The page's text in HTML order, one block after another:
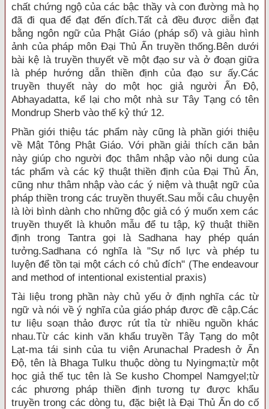
chất chứng ngộ của các bậc thầy và con đường mà họ
đã đi qua để đạt đến đích.Tất cả đều được diễn đạt
bằng ngôn ngữ của Phật Giáo (pháp số) và giàu hình
ảnh của pháp môn Ðại Thủ Ấn truyền thống.Bên dưới
bài kệ là truyền thuyết về một đạo sư và ở đoạn giữa
là phép hướng dẫn thiền định của đạo sư ấy.Các
truyền thuyết này do một học giả người Ấn Ðộ,
Abhayadatta, kể lại cho một nhà sư Tây Tạng có tên
Mondrup Sherb vào thế kỷ thứ 12.
Phần giới thiệu tác phẩm này cũng là phần giới thiệu
về Mật Tông Phật Giáo. Với phần giải thích căn bản
này giúp cho người đọc thâm nhập vào nội dung của
tác phẩm và các kỹ thuật thiền định của Ðại Thủ Ấn,
cũng như thâm nhập vào các ý niệm và thuật ngữ của
pháp thiền trong các truyền thuyết.Sau mỗi câu chuyện
là lời bình dành cho những độc giả có ý muốn xem các
truyền thuyết là khuôn mẫu để tu tập, kỹ thuật thiền
định trong Tantra gọi là Sadhana hay phép quán
tưởng.Sadhana có nghĩa là "Sự nổ lực và phép tu
luyện để tồn tại một cách có chủ đích" (The endeavour
and method of intentional existential praxis)
Tài liệu trong phần này chủ yếu ở định nghĩa các từ
ngữ và nói về ý nghĩa của giáo pháp được đề cập.Các
tư liệu soạn thảo được rút tỉa từ nhiều nguồn khác
nhau.Từ các kinh văn khẩu truyền Tây Tạng do một
Lạt-ma tái sinh của tu viện Arunachal Pradesh ở Ấn
Ðộ, tên là Bhaga Tulku thuộc dòng tu Nyingma;từ một
học giả thế tục tên là Se kusho Chompel Namgyel;từ
các phương pháp thiền định tương tự được khẩu
truyền trong các dòng tu, đặc biệt là Ðại Thủ Ấn do cố